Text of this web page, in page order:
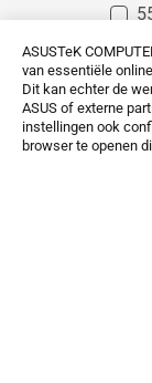
ASUSTeK
van essentiële
Dit kan echter de
ASUS of externe
instellingen ook
browser te openen